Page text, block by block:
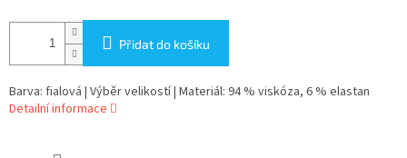
Přidat do košíku
Barva: fialová | Výběr velikostí | Materiál: 94 % viskóza, 6 % elastan
Detailní informace